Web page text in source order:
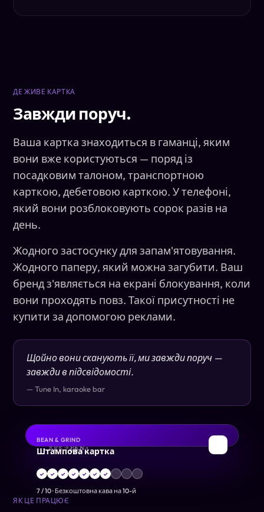
ДЕ ЖИВЕ КАРТКА
Завжди поруч.
Ваша картка знаходиться в гаманці, яким
вони вже користуються — поряд із
посадковим талоном, транспортною
карткою, дебетовою карткою. У телефоні,
який вони розблоковують сорок разів на
день.
Жодного застосунку для запам'ятовування.
Жодного паперу, який можна загубити. Ваш
бренд з'являється на екрані блокування, коли
вони проходять повз. Такої присутності не
купити за допомогою реклами.
Щойно вони сканують її, ми завжди поруч —
завжди в підсвідомості.
— Tune In, karaoke bar
ПОСАДКОВИЙ ТАЛОН
KRK → BCN
✈
ДЕБЕТОВА
•••• 4821
BEAN & GRIND
Штампова картка
✓ ✓ ✓ ✓ ✓ ✓ ✓
7 /10 Безкоштовна кава на 10-й
ЯК ЦЕ ПРАЦЮЄ